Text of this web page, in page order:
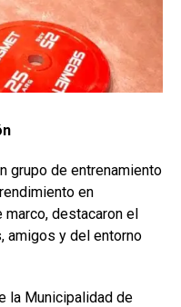
grupo de entrenamiento
en
destacaron el
amigos y del entorno
la Municipalidad de